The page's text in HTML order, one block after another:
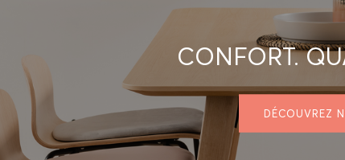
CONFORT.
DÉCOUVREZ